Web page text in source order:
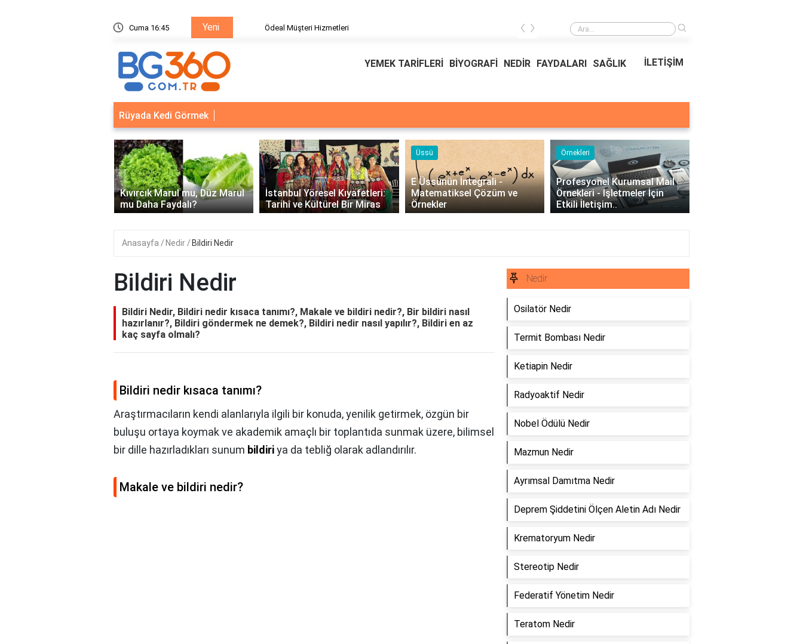
Cuma 16:45 Yeni
Sistemleri: Akıllı Kilit ve Çelik Gövde Çözümleri Ödeal Müşteri Hizmetleri Ödeal Müşteri Hizmetleri
‹ ›
YEMEK TARİFLERİ BİYOGRAFİ NEDİR FAYDALARI SAĞLIK İLETİŞİM
Rüyada Kedi Görmek
Kıvırcık Marul mu, Düz Marul
mu Daha Faydalı?
İstanbul Yöresel Kıyafetleri:
Tarihî ve Kültürel Bir Miras
Üssü
E Üssünün İntegrali -
Matematiksel Çözüm ve
Örnekler
Örnekleri
Profesyonel Kurumsal Mail
Örnekleri - İşletmeler İçin
Etkili İletişim..
‹ ›
Anasayfa Nedir Bildiri Nedir
Bildiri Nedir
Bildiri Nedir, Bildiri nedir kısaca tanımı?, Makale ve bildiri nedir?, Bir bildiri nasıl
hazırlanır?, Bildiri göndermek ne demek?, Bildiri nedir nasıl yapılır?, Bildiri en az
kaç sayfa olmalı?
Bildiri nedir kısaca tanımı?
Araştırmacıların kendi alanlarıyla ilgili bir konuda, yenilik getirmek, özgün bir
buluşu ortaya koymak ve akademik amaçlı bir toplantıda sunmak üzere, bilimsel
bir dille hazırladıkları sunum bildiriya da tebliğ olarak adlandırılır.
Makale ve bildiri nedir?
Nedir
Osilatör Nedir
Termit Bombası Nedir
Ketiapin Nedir
Radyoaktif Nedir
Nobel Ödülü Nedir
Mazmun Nedir
Ayrımsal Damıtma Nedir
Deprem Şiddetini Ölçen Aletin Adı Nedir
Krematoryum Nedir
Stereotip Nedir
Federatif Yönetim Nedir
Teratom Nedir